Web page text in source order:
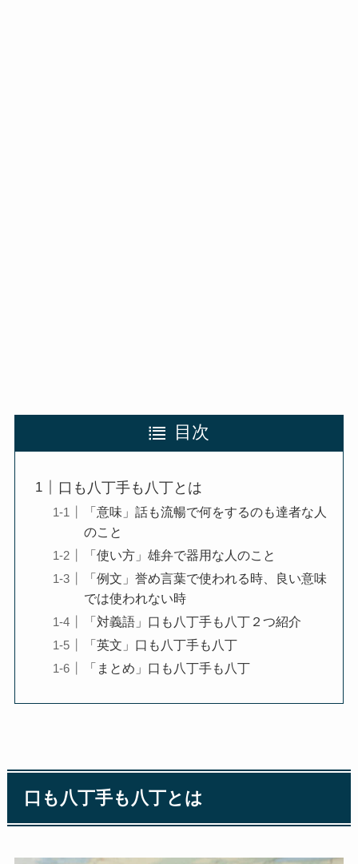
目次
口も八丁手も八丁とは
「意味」話も流暢で何をするのも達者な人
のこと
「使い方」雄弁で器用な人のこと
「例文」誉め言葉で使われる時、良い意味
では使われない時
「対義語」口も八丁手も八丁２つ紹介
「英文」口も八丁手も八丁
「まとめ」口も八丁手も八丁
口も八丁手も八丁とは